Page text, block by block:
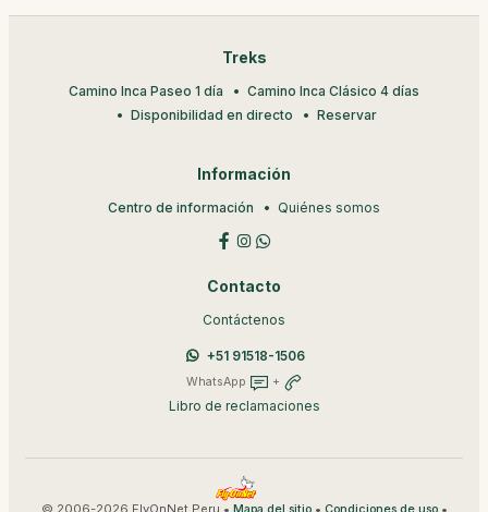
Treks
Camino Inca Paseo 1 día
Camino Inca Clásico 4 días
Disponibilidad en directo
Reservar
Información
Centro de información Quiénes somos
Contacto
Contáctenos
+51 91518-1506
WhatsApp +
Libro de reclamaciones
© 2006-2026 FlyOnNet Peru • • •